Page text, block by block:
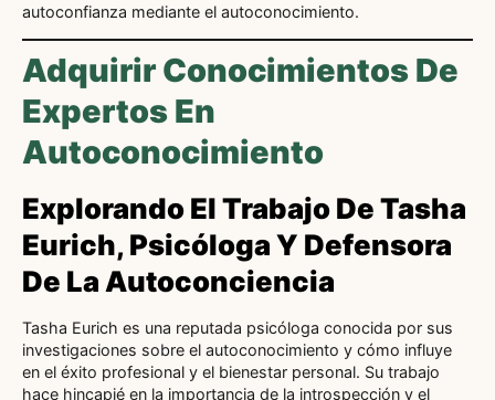
autoconfianza mediante el autoconocimiento.
Adquirir Conocimientos De
Expertos En
Autoconocimiento
Explorando El Trabajo De Tasha
Eurich, Psicóloga Y Defensora
De La Autoconciencia
Tasha Eurich es una reputada psicóloga conocida por sus
investigaciones sobre el autoconocimiento y cómo influye
en el éxito profesional y el bienestar personal. Su trabajo
hace hincapié en la importancia de la introspección y el